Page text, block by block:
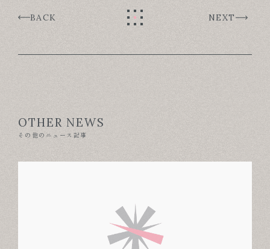
BACK NEXT
OTHER NEWS
その他のニュース記事